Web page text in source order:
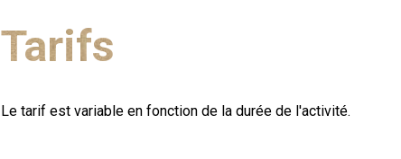
Tarifs
Le tarif est variable en fonction de la durée de l'activité.